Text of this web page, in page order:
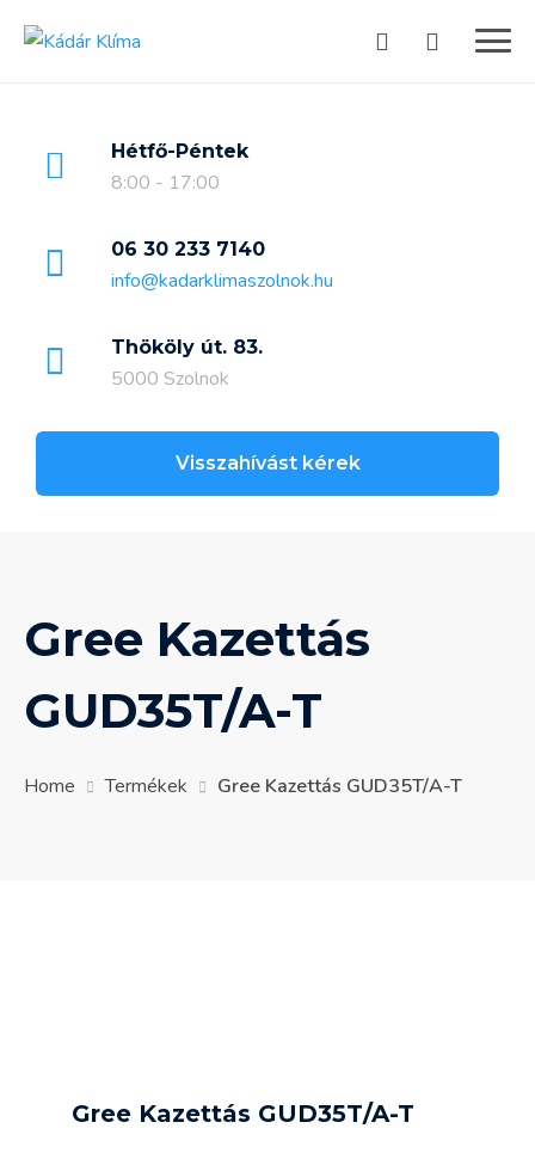
Hétfő-Péntek
8:00 - 17:00
06 30 233 7140
info@kadarklimaszolnok.hu
Thököly út. 83.
5000 Szolnok
Visszahívást kérek
Gree Kazettás
GUD35T/A-T
Home Termékek Gree Kazettás GUD35T/A-T
Gree Kazettás GUD35T/A-T